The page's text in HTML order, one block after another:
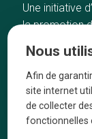
Une initiative
la promotion
Accueil
Bonnes
Quartiers
Blog
Nous
Afin de
site internet
de collecter
fonctionnelles